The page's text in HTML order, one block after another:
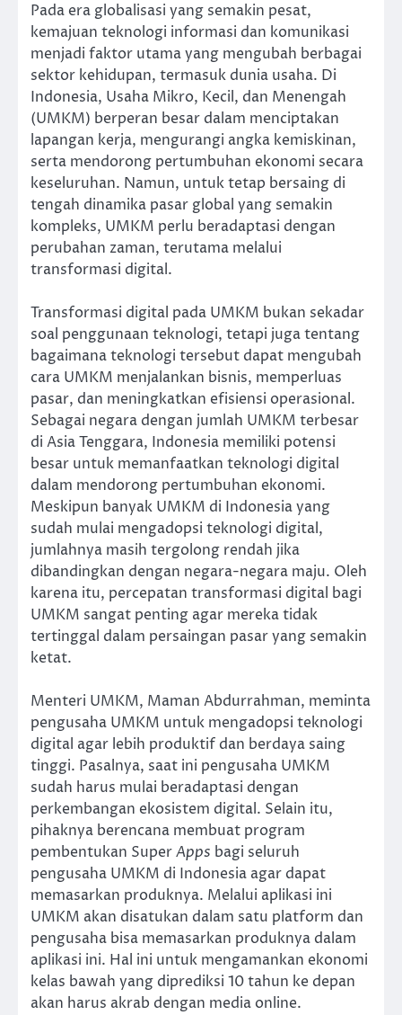
Pada era globalisasi yang semakin pesat,
kemajuan teknologi informasi dan komunikasi
menjadi faktor utama yang mengubah berbagai
sektor kehidupan, termasuk dunia usaha. Di
Indonesia, Usaha Mikro, Kecil, dan Menengah
(UMKM) berperan besar dalam menciptakan
lapangan kerja, mengurangi angka kemiskinan,
serta mendorong pertumbuhan ekonomi secara
keseluruhan. Namun, untuk tetap bersaing di
tengah dinamika pasar global yang semakin
kompleks, UMKM perlu beradaptasi dengan
perubahan zaman, terutama melalui
transformasi digital.
Transformasi digital pada UMKM bukan sekadar
soal penggunaan teknologi, tetapi juga tentang
bagaimana teknologi tersebut dapat mengubah
cara UMKM menjalankan bisnis, memperluas
pasar, dan meningkatkan efisiensi operasional.
Sebagai negara dengan jumlah UMKM terbesar
di Asia Tenggara, Indonesia memiliki potensi
besar untuk memanfaatkan teknologi digital
dalam mendorong pertumbuhan ekonomi.
Meskipun banyak UMKM di Indonesia yang
sudah mulai mengadopsi teknologi digital,
jumlahnya masih tergolong rendah jika
dibandingkan dengan negara-negara maju. Oleh
karena itu, percepatan transformasi digital bagi
UMKM sangat penting agar mereka tidak
tertinggal dalam persaingan pasar yang semakin
ketat.
Menteri UMKM, Maman Abdurrahman, meminta
pengusaha UMKM untuk mengadopsi teknologi
digital agar lebih produktif dan berdaya saing
tinggi. Pasalnya, saat ini pengusaha UMKM
sudah harus mulai beradaptasi dengan
perkembangan ekosistem digital. Selain itu,
pihaknya berencana membuat program
pembentukan SuperApps bagi seluruh
pengusaha UMKM di Indonesia agar dapat
memasarkan produknya. Melalui aplikasi ini
UMKM akan disatukan dalam satu platform dan
pengusaha bisa memasarkan produknya dalam
aplikasi ini. Hal ini untuk mengamankan ekonomi
kelas bawah yang diprediksi 10 tahun ke depan
akan harus akrab dengan media online.